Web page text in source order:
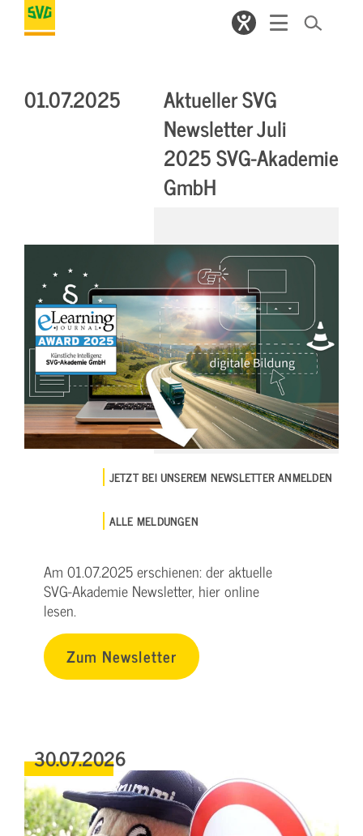
01.07.2025
Aktueller SVG
Newsletter Juli
2025 SVG-Akademie
GmbH
JETZT BEI UNSEREM NEWSLETTER ANMELDEN
ALLE MELDUNGEN
Am 01.07.2025 erschienen: der aktuelle
SVG-Akademie Newsletter, hier online
lesen.
Zum Newsletter
30.07.2026